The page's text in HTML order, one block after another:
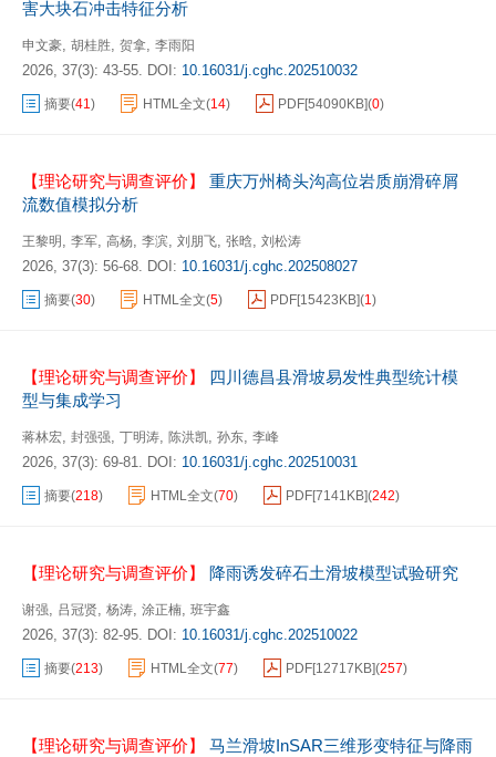
害大块石冲击特征分析
申文豪 胡桂胜 贺拿 李雨阳
2026, 37(3): 43-55. DOI: 10.16031/j.cghc.202510032
摘要(41 ) HTML全文(14) PDF[54090KB](0)
【理论研究与调查评价】 重庆万州椅头沟高位岩质崩滑碎屑
流数值模拟分析
王黎明 李军 高杨 李滨 刘朋飞 张晗 刘松涛
2026, 37(3): 56-68. DOI: 10.16031/j.cghc.202508027
摘要(30) HTML全文(5) PDF[15423KB](1 )
【理论研究与调查评价】 四川德昌县滑坡易发性典型统计模
型与集成学习
蒋林宏 封强强 丁明涛 陈洪凯 孙东 李峰
2026, 37(3): 69-81. DOI: 10.16031/j.cghc.202510031
摘要(218) HTML全文(70) PDF[7141KB](242)
【理论研究与调查评价】 降雨诱发碎石土滑坡模型试验研究
谢强 吕冠贤 杨涛 涂正楠 班宇鑫
2026, 37(3): 82-95. DOI: 10.16031/j.cghc.202510022
摘要(213) HTML全文(77) PDF[12717KB](257)
【理论研究与调查评价】 马兰滑坡InSAR三维形变特征与降雨